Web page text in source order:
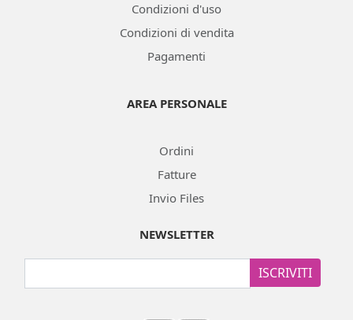
Condizioni d'uso
Condizioni di vendita
Pagamenti
AREA PERSONALE
Ordini
Fatture
Invio Files
NEWSLETTER
ISCRIVITI